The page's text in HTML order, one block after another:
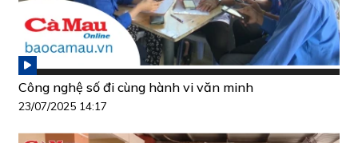
Công nghệ số đi cùng hành vi văn minh
23/07/2025 14:17